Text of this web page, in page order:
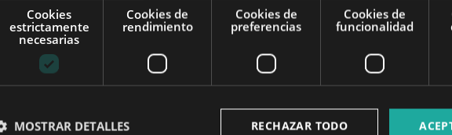
Cookies
estrictamente
necesarias
Cookies de
rendimiento
Cookies de
preferencias
Cookies de
funcionalidad
RECHAZAR TODO
MOSTRAR DETALLES